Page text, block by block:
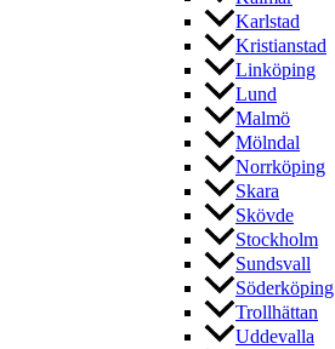
Karlstad
Kristianstad
Linköping
Lund
Malmö
Mölndal
Norrköping
Skara
Skövde
Stockholm
Sundsvall
Söderköping
Trollhättan
Uddevalla